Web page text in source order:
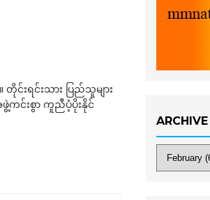
းရင်းသား ပြည်သူများ
ဖွဲ့ကင်းစွာ ကူညီပံ့ပိုးနိုင်
ARCHIVE